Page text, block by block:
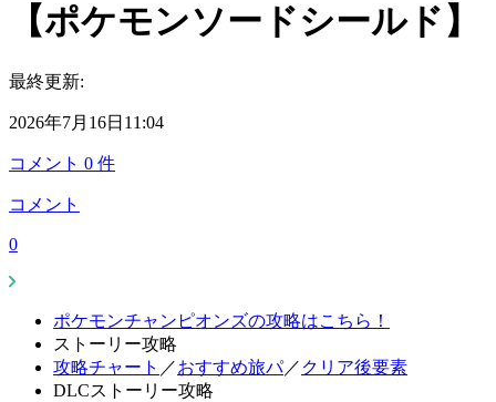
【ポケモンソードシールド】
最終更新:
2026年7月16日11:04
コメント 0 件
コメント
0
ポケモンチャンピオンズの攻略はこちら！
ストーリー攻略
攻略チャート ／おすすめ旅パ／ クリア後要素
DLCストーリー攻略